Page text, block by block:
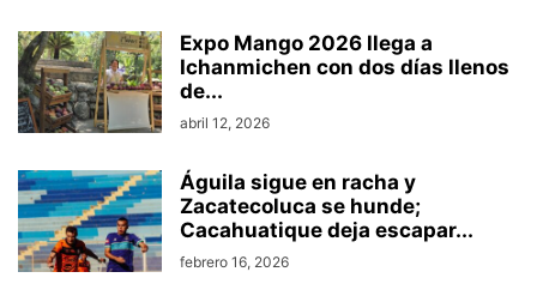
Expo Mango 2026 llega a
Ichanmichen con dos días llenos
de...
abril 12, 2026
Águila sigue en racha y
Zacatecoluca se hunde;
Cacahuatique deja escapar...
febrero 16, 2026